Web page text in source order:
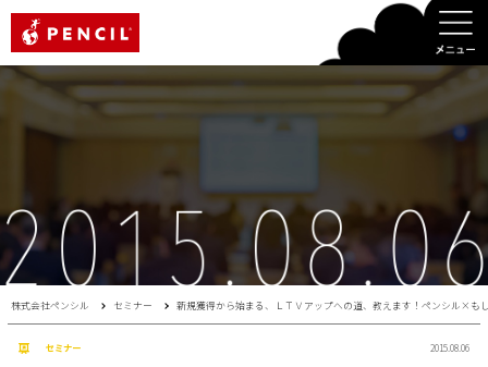
株式会社ペンシル セミナー 新規獲得から始まる、ＬＴＶアップへの道、教えます！ペンシル×も
セミナー 2015.08.06